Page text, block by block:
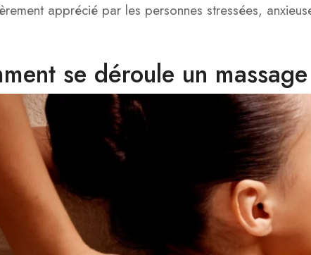
apprécié par les personnes stressées,
se déroule un